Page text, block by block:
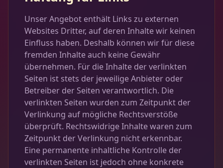
Unser Angebot enthält Links zu externen
Websites Dritter, auf deren Inhalte wir keinen
Einfluss haben. Deshalb können wir für diese
fremden Inhalte auch keine Gewähr
übernehmen. Für die Inhalte der verlinkten
Seiten ist stets der jeweilige Anbieter oder
Betreiber der Seiten verantwortlich. Die
verlinkten Seiten wurden zum Zeitpunkt der
Verlinkung auf mögliche Rechtsverstöße
überprüft. Rechtswidrige Inhalte waren zum
Zeitpunkt der Verlinkung nicht erkennbar.
Eine permanente inhaltliche Kontrolle der
verlinkten Seiten ist jedoch ohne konkrete